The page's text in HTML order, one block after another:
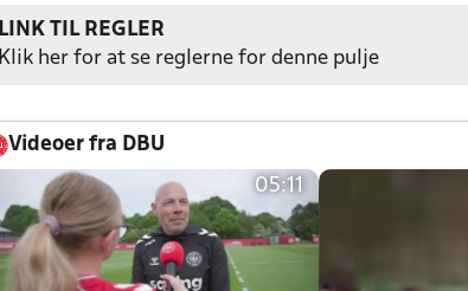
LINK TIL REGLER
Klik her for at se reglerne for denne pulje
Videoer fra DBU
05:11